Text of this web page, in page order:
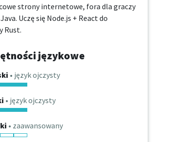
strony internetowe, fora dla graczy
Uczę się Node.js + React do
Rust.
językowe
• język ojczysty
• język ojczysty
• zaawansowany